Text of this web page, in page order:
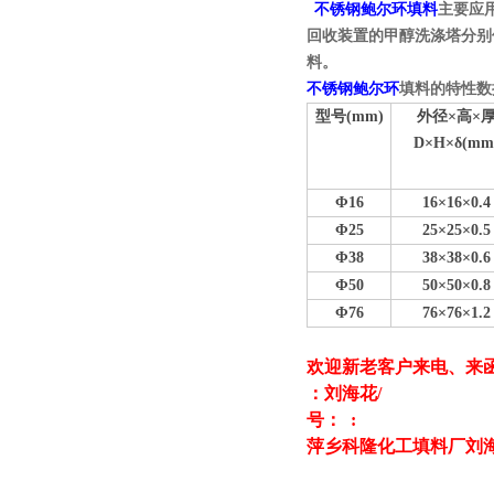
不锈钢鲍尔环填料主要应
回收装置的甲醇洗涤塔分
料。
不锈钢鲍尔环填料的特性
型号(mm)
外径×高×
Φ16
16×16×0.4
Φ25
25×25×0.5
Φ38
38×38×0.6
Φ50
50×50×0.8
Φ76
76×76×1.2
欢迎新老客户来电、来
：刘海花/
号： :
萍乡科隆化工填料厂刘